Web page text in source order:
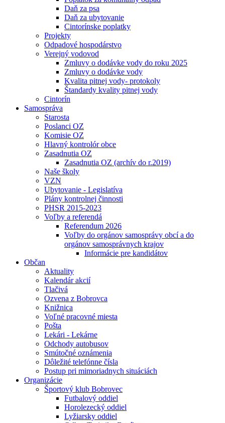
Daň za psa
Daň za ubytovanie
Cintorínske poplatky
Projekty
Odpadové hospodárstvo
Verejný vodovod
Zmluvy o dodávke vody do roku 2025
Zmluvy o dodávke vody
Kvalita pitnej vody- protokoly
Štandardy kvality pitnej vody
Cintorín
Samospráva
Starosta
Poslanci OZ
Komisie OZ
Hlavný kontrolór obce
Zasadnutia OZ
Zasadnutia OZ (archív do r.2019)
Naše školy
VZN
Ubytovanie - Legislatíva
Plány kontrolnej činnosti
PHSR 2015-2023
Voľby a referendá
Referendum 2026
Voľby do orgánov samosprávy obcí a do
orgánov samosprávnych krajov
Informácie pre kandidátov
Občan
Aktuality
Kalendár akcií
Tlačivá
Ozvena z Bobrovca
Knižnica
Voľné pracovné miesta
Pošta
Lekári - Lekárne
Odchody autobusov
Smútočné oznámenia
Dôležité telefónne čísla
Postup pri mimoriadnych situáciách
Organizácie
Športový klub Bobrovec
Futbalový oddiel
Horolezecký oddiel
Lyžiarsky oddiel